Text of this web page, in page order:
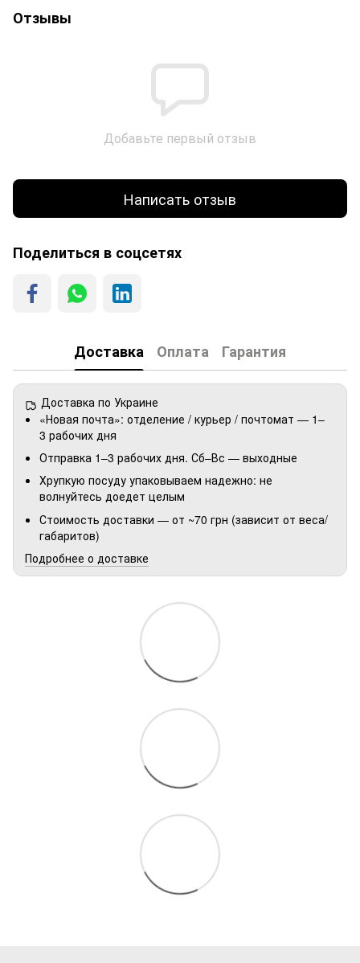
Отзывы
Добавьте первый отзыв
Написать отзыв
Поделиться в соцсетях
Доставка Оплата Гарантия
Доставка по Украине
«Новая почта»: отделение / курьер / почтомат — 1–
3 рабочих дня
Отправка 1–3 рабочих дня. Сб–Вс — выходные
Хрупкую посуду упаковываем надежно: не
волнуйтесь доедет целым
Стоимость доставки — от ~70 грн (зависит от веса/
габаритов)
Подробнее о доставке